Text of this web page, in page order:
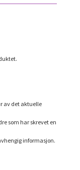
av det aktuelle
som har skrevet en
informasjon.